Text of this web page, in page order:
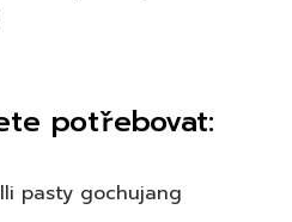
potřebovat:
pasty gochujang